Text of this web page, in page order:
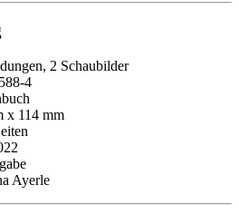
2 Schaubilder
4
x 114 mm
Ayerle